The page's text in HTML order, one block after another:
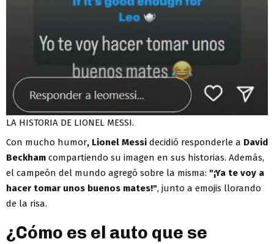
LA HISTORIA DE LIONEL MESSI.
Con mucho humor, Lionel Messi decidió responderle a David
Beckham compartiendo su imagen en sus historias. Además,
el campeón del mundo agregó sobre la misma: "¡Ya te voy a
hacer tomar unos buenos mates!", junto a emojis llorando
de la risa.
¿Cómo es el auto que se